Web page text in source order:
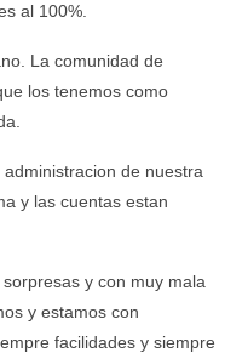
al 100%.
La comunidad de
los tenemos como
de nuestra
y las cuentas estan
y con muy mala
y estamos con
facilidades y siempre